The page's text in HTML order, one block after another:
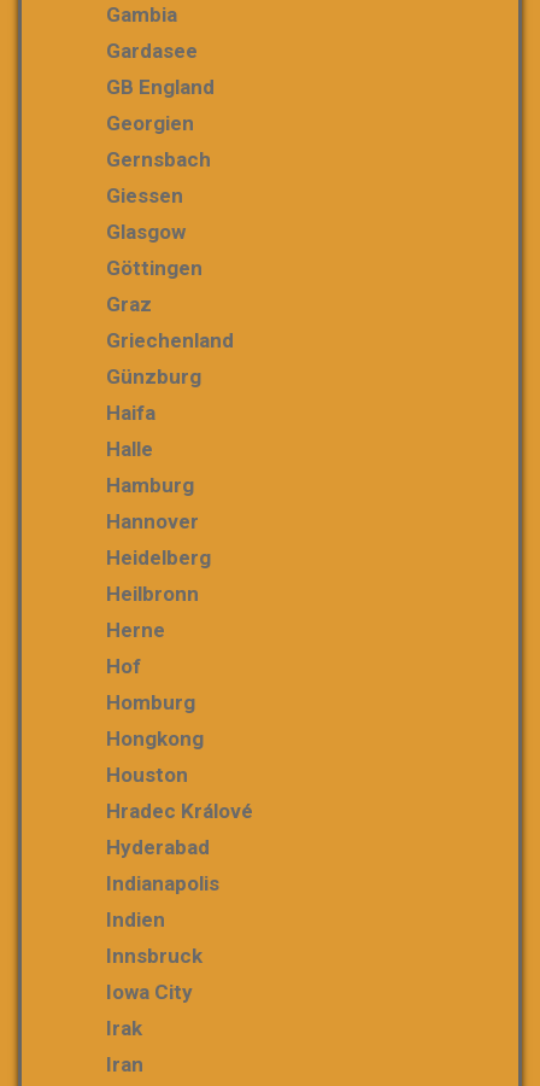
Gambia
Gardasee
GB England
Georgien
Gernsbach
Giessen
Glasgow
Göttingen
Graz
Griechenland
Günzburg
Haifa
Halle
Hamburg
Hannover
Heidelberg
Heilbronn
Herne
Hof
Homburg
Hongkong
Houston
Hradec Králové
Hyderabad
Indianapolis
Indien
Innsbruck
Iowa City
Irak
Iran